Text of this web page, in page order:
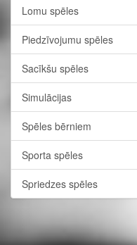
Lomu spēles
Piedzīvojumu spēles
Sacīkšu spēles
Simulācijas
Spēles bērniem
Sporta spēles
Spriedzes spēles